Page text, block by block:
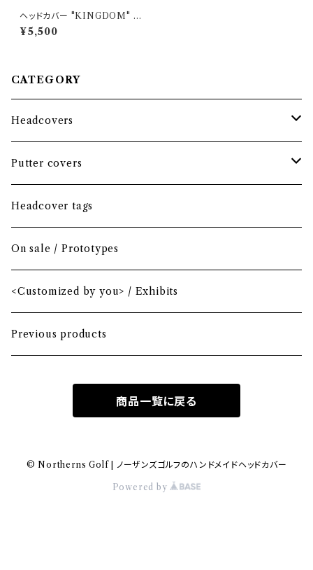
ヘッドカバー "KINGDOM" '9
9 AWAY / ドライバー用
¥5,500
CATEGORY
Headcovers
Headcover bundle
Driver
Mini Driver (Option)
Fairway wood
Hybrid
MA-1 heavy nylon
Hawaiian
Putter covers
Blade
Small mallet
Mid mallet
Large mallet
Headcover tags
On sale / Prototypes
<Customized by you> / Exhibits
Previous products
商品一覧に戻る
© Northerns Golf | ノーザンズゴルフのハンドメイドヘッドカバー
Powered by